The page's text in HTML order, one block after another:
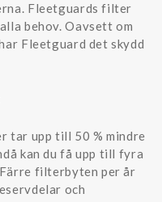
Fleetguards filter
behov. Oavsett om
Fleetguard det skydd
upp till 50 % mindre
kan du få upp till fyra
filterbyten per år
och